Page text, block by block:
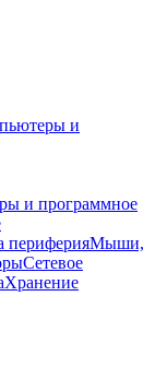
и
и программное
периферияМыши,
Сетевое
Хранение